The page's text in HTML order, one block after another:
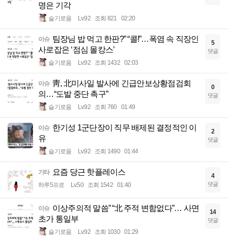
명은 기각
슬기로움 Lv.92 조회 821 02:20
이슈 팀장님 밥 먹고 한판?” “콜!”…폭염 속 직장인
사로잡은 ‘점심 몰캉스’
슬기로움 Lv.92 조회 1432 02:03
5
댓글
이슈 靑, 北미사일 발사에 긴급안보상황점검회
의…“도발 중단 촉구”
슬기로움 Lv.92 조회 760 01:49
0
댓글
이슈 한기성 1군단장이 직무 배제된 결정적인 이
유
슬기로움 Lv.92 조회 1490 01:44
2
댓글
기타 요즘 당근 핫플레이스
하루5프로 Lv.50 조회 1542 01:40
4
댓글
이슈 이상주의적 말씀” “北 주적 변함없다”… 사면
초가 통일부
슬기로움 Lv.92 조회 1030 01:29
14
댓글